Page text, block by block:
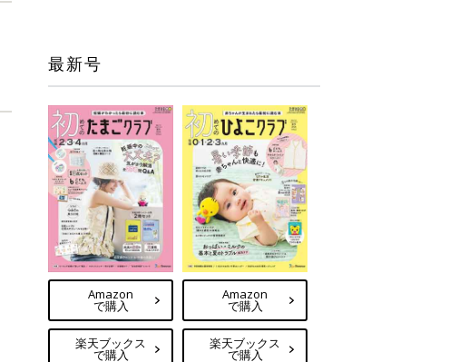
最新号
Amazon
で購入
楽天ブックス
で購入
Amazon
で購入
楽天ブックス
で購入